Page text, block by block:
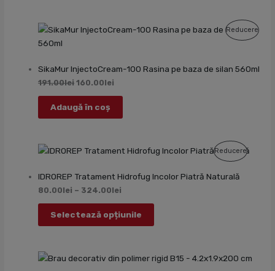
Reducere
SikaMur InjectoCream-100 Rasina pe baza de silan 560ml
191.00lei 160.00lei
Adaugă în coș
ReducereProdus
IDROREP Tratament Hidrofug Incolor Piatră Naturală
80.00lei – 324.00lei
Selectează opțiunile